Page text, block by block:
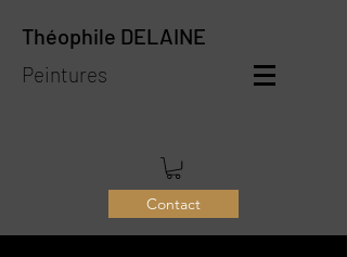
Théophile DELAINE
Peintures
Contact